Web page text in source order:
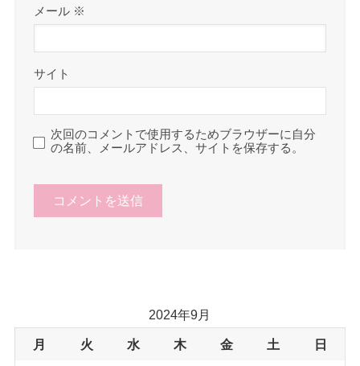
メール ※
サイト
次回のコメントで使用するためブラウザーに自分
の名前、メールアドレス、サイトを保存する。
2024年9月
月 火 水 木 金 土 日